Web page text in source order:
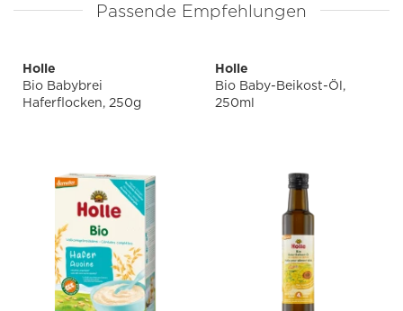
Passende Empfehlungen
Holle
Bio Babybrei
Haferflocken, 250g
Holle
Bio Baby-Beikost-Öl,
250ml